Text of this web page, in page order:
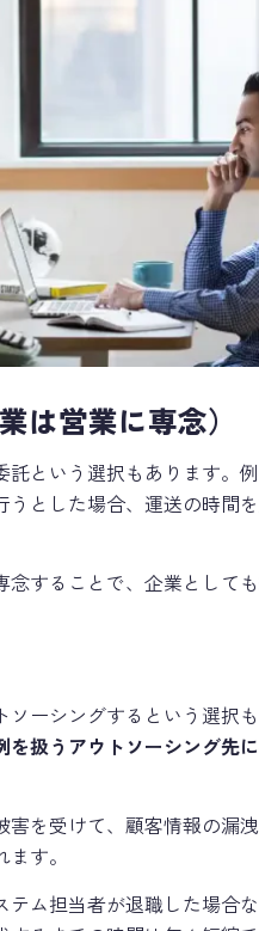
は営業に専念）
託という選択もあります。
うとした場合、運送の時間
念することで、企業としても
ソーシングするという選択
を扱うアウトソーシング先
害を受けて、顧客情報の漏
す。
テム担当者が退職した場合